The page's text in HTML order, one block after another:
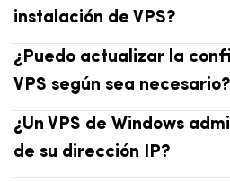
instalación de VPS?
¿Puedo actualizar la
VPS según sea necesario?
¿Un VPS de Windows
de su dirección IP?